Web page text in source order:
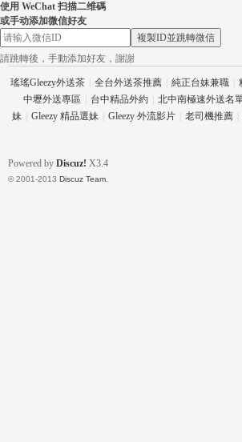
使用 WeChat 扫描二维碼
或手动添加微信好友
複製ID並跳轉微信
請跳轉後，手動添加好友，謝謝
瑤瑤Gleezy外送茶 全台外送茶推薦 純正台妹兼職
中壢外送專區
台中精品外約 北中南極速外送名
妹
Gleezy 精品選妹 Gleezy 外流影片 老司機推薦
Powered by Discuz! X3.4
© 2001-2013 Discuz Team.